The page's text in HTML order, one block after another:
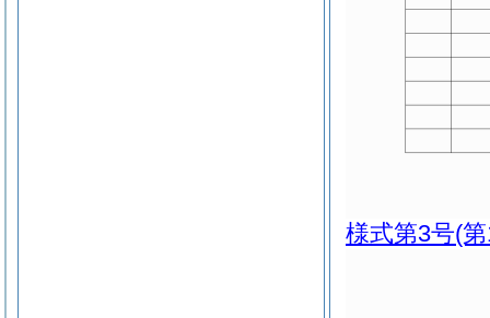
様式第3号(